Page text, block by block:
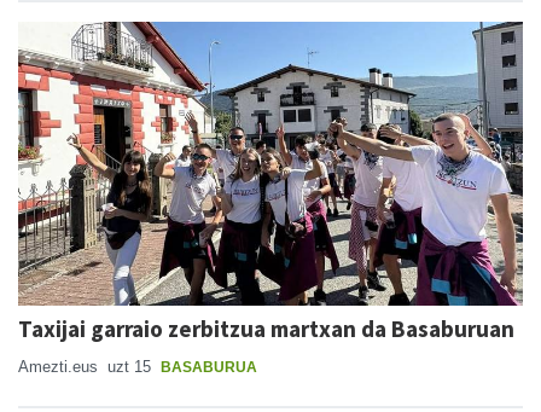
Taxijai garraio zerbitzua martxan da Basaburuan
Amezti.eus uzt 15 BASABURUA